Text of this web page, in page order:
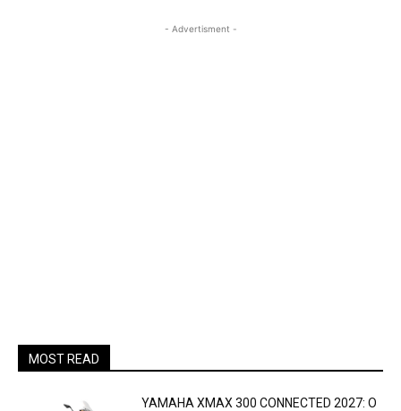
- Advertisment -
MOST READ
YAMAHA XMAX 300 CONNECTED 2027: O